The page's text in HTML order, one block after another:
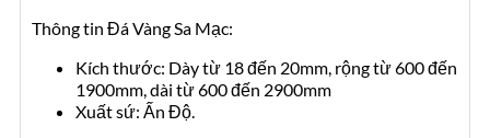
Thông tin Đá Vàng Sa Mạc:
Kích thước: Dày từ 18 đến 20mm, rộng từ 600 đến
1900mm, dài từ 600 đến 2900mm
Xuất sứ: Ấn Độ.